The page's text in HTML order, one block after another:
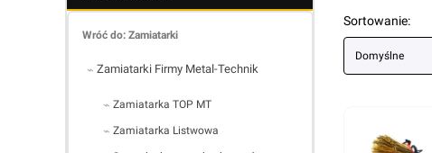
Wróć do: Zamiatarki
Zamiatarki Firmy Metal-Technik
Zamiatarka TOP MT
Zamiatarka Listwowa
Lista
Sortowanie:
Domyślne